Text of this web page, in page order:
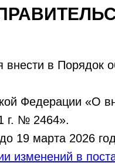
в Порядок
Федерации «О
г. № 2464».
19 марта 2026
изменений в